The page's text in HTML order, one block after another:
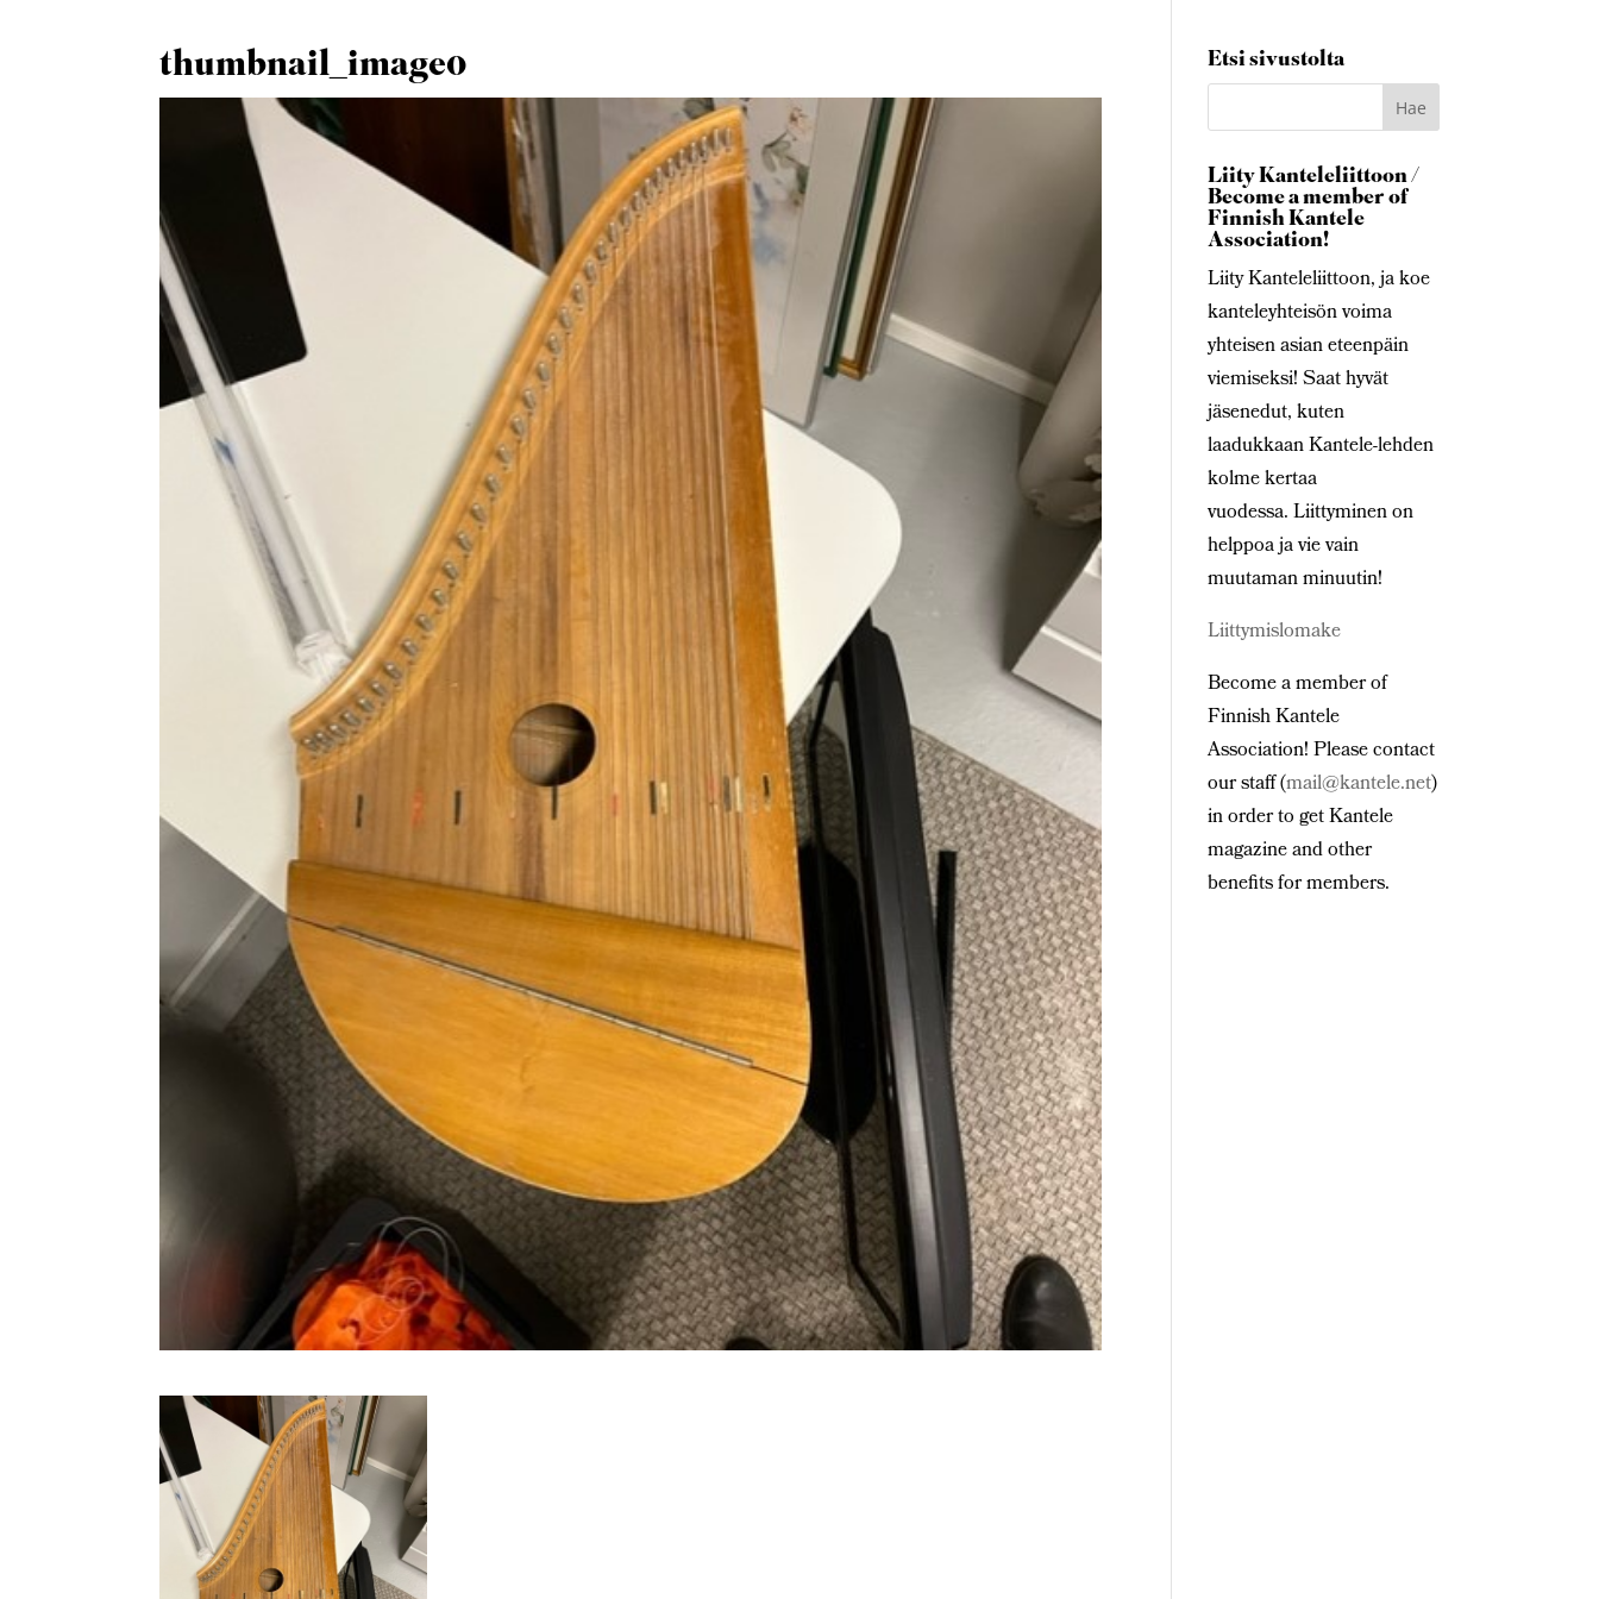
thumbnail_image0 Etsi sivustolta
Liity Kanteleliittoon /
Become a member of
Finnish Kantele
Association!
Liity Kanteleliittoon, ja koe
kanteleyhteisön voima
yhteisen asian eteenpäin
viemiseksi! Saat hyvät
jäsenedut, kuten
laadukkaan Kantele-lehden
kolme kertaa
vuodessa. Liittyminen on
helppoa ja vie vain
muutaman minuutin!
Liittymislomake
Become a member of
Finnish Kantele
Association! Please contact
our staff (mail@kantele.net)
in order to get Kantele
magazine and other
benefits for members.